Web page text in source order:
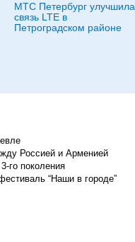
МТС Петербург улучшила
связь LTE в
Петроградском районе
Россией и Арменией
го поколения
“Наши в городе”